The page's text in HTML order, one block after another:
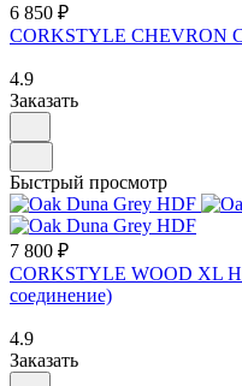
6 850 ₽
CORKSTYLE CHEVRON
4.9
Заказать
Быстрый просмотр
7 800 ₽
CORKSTYLE WOOD XL
соединение)
4.9
Заказать